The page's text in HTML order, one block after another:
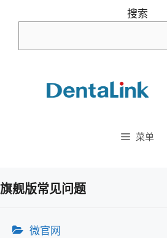
搜索
菜单
旗舰版常见问题
微官网